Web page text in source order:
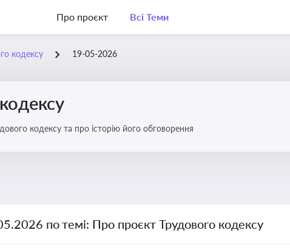
Про проєкт Всі Теми
кодексу 19-05-2026
кодексу та про історію його обговорення
по темі: Про проєкт Трудового кодексу